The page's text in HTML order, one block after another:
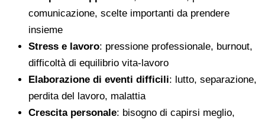
comunicazione, scelte importanti da prendere
insieme
Stress e lavoro: pressione professionale, burnout,
difficoltà di equilibrio vita-lavoro
Elaborazione di eventi difficili: lutto, separazione,
perdita del lavoro, malattia
Crescita personale: bisogno di capirsi meglio,